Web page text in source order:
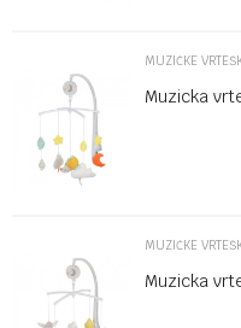
MUZIČKE
Muzicka
MUZIČKE
Muzicka